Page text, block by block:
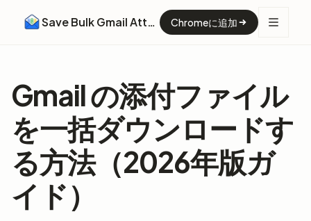
Save Bulk Gmail Attachments Chromeに追加
Gmail の添付ファイル
を一括ダウンロードす
る方法（2026年版ガ
イド）